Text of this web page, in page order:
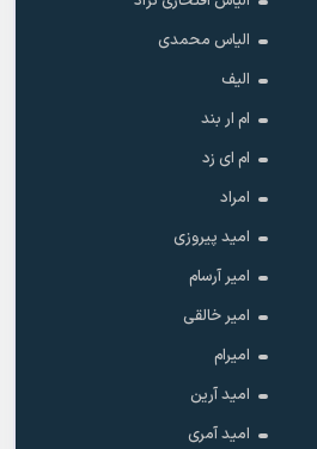
الیاس محمدی
الیف
ام ار بند
ام ای زد
امراد
امید پیروزی
امیر آرسام
امیر خالقى
امیرام
امید آرین
امید آمری